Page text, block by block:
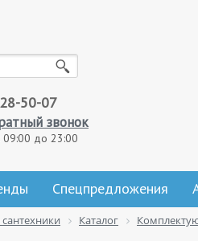
50-07
звонок
до 23:00
Спецпредложения
Каталог